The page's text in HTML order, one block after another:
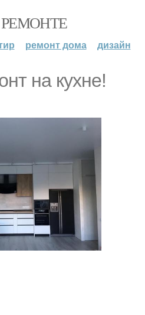
ремонт дома дизайн
на кухне!